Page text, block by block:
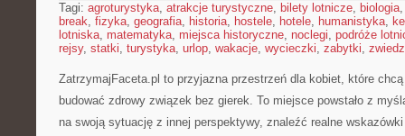
Tagi: agroturystyka, atrakcje turystyczne, bilety lotnicze, biologia
break, fizyka, geografia, historia, hostele, hotele, humanistyka,
lotniska, matematyka, miejsca historyczne, noclegi, podróże
rejsy, statki, turystyka, urlop, wakacje, wycieczki, zabytki,
ZatrzymajFaceta.pl to przyjazna przestrzeń dla kobiet, które
budować zdrowy związek bez gierek. To miejsce powstało z
na swoją sytuację z innej perspektywy, znaleźć realne